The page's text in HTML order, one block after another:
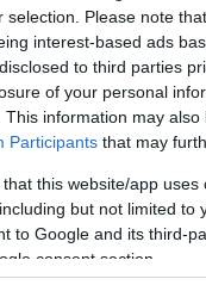
selection. Please note
interest-based ads
to third parties
of your personal
This information may
Participants that may
that this website/app
but not limited to
to Google and its third-
consent section.
többet
SZÉP kártya, K&H
Parkoló, Kártyás
borászat hármasa
rendezvények
vissza vendégeink
zárt borokban is.